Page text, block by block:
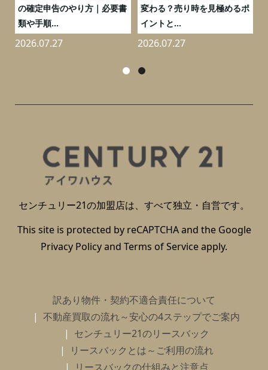
の確定申告のやり方｜必要書
類や手順...
2026.07.27
変わる？売り時を見極めるポ
イントと...
2026.07.27
センチュリー21の加盟店は、すべて独立・自営です。
This site is protected by reCAPTCHA and the Google
Privacy Policyand Terms of Serviceapply.
訳あり物件・契約不適合責任について
不動産買取の流れ～安心の4ステップでご案内
センチュリー21のリースバック
リースバックとは～ご利用の流れ
リースバックの仕組みと注意点